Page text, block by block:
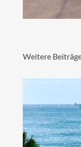
Weitere